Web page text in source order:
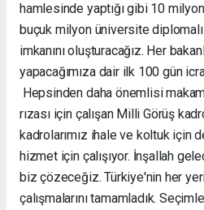
hamlesinde yaptığı gibi 10
buçuk milyon üniversite
imkanını oluşturacağız. Her
yapacağımıza dair ilk 100 gün
Hepsinden daha önemlisi
rızası için çalışan Milli Görüş
kadrolarımız ihale ve koltuk için
hizmet için çalışıyor. İnşallah
biz çözeceğiz. Türkiye'nin her
çalışmalarını tamamladık.